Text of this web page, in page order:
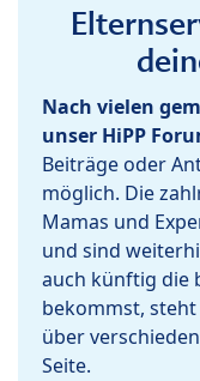
Nach vielen
unser HiPP
Beiträge oder
möglich. Die
Mamas und
und sind
auch künftig die
bekommst,
über
Seite.